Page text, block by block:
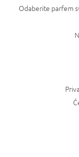
Odaberite parfem